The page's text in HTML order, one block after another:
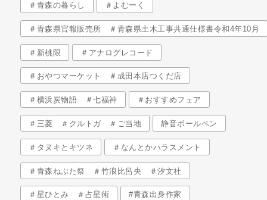
＃青森の暮らし ＃よむーく
＃青森県官報販売所 ＃青森県土木工事共通仕様書令和4年10月
＃新桃限 ＃アナログレコード
＃おやつマーケット ＃成田本店つくだ店
＃横浜炭物語 ＃七福神 ＃おすすめフェア
＃三菱 ＃クルトガ ＃ご当地 静音ボールペン
＃タヌキとキツネ ＃なんとかハラスメント
＃青森ねぶた祭 ＃竹浪比呂央 ＃汐文社
＃星ひとみ ＃占星術 #青森出身作家